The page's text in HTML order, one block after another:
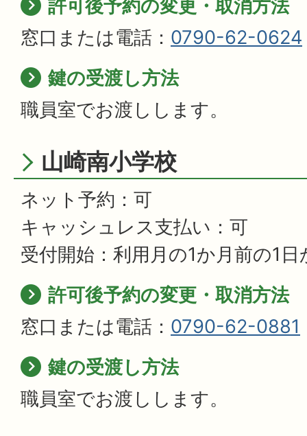
許可後予約の変更・取消方法
窓口または電話： 0790-62-0624
鍵の受渡し方法
職員室でお渡しします。
山崎南小学校
ネット予約：可
キャッシュレス支払い：可
受付開始：利用月の1か月前の1日
許可後予約の変更・取消方法
窓口または電話： 0790-62-0881
鍵の受渡し方法
職員室でお渡しします。